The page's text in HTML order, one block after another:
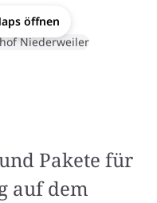
öffnen
Pakete für
auf dem